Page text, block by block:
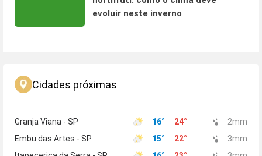
evoluir neste inverno
Cidades próximas
Granja Viana - SP 16° 24° 2mm
Embu das Artes - SP
15° 22° 3mm